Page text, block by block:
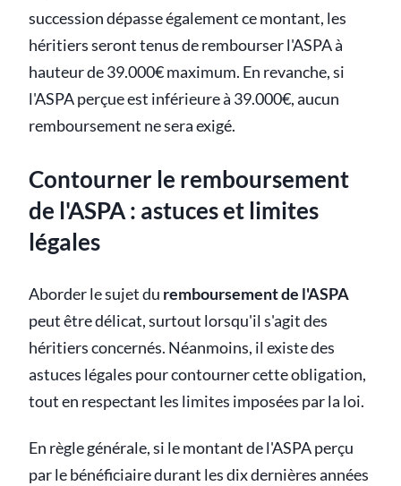
succession dépasse également ce montant, les
héritiers seront tenus de rembourser l'ASPA à
hauteur de 39.000€ maximum. En revanche, si
l'ASPA perçue est inférieure à 39.000€, aucun
remboursement ne sera exigé.
Contourner le remboursement
de l'ASPA : astuces et limites
légales
Aborder le sujet du remboursement de l'ASPA
peut être délicat, surtout lorsqu'il s'agit des
héritiers concernés. Néanmoins, il existe des
astuces légales pour contourner cette obligation,
tout en respectant les limites imposées par la loi.
En règle générale, si le montant de l'ASPA perçu
par le bénéficiaire durant les dix dernières années